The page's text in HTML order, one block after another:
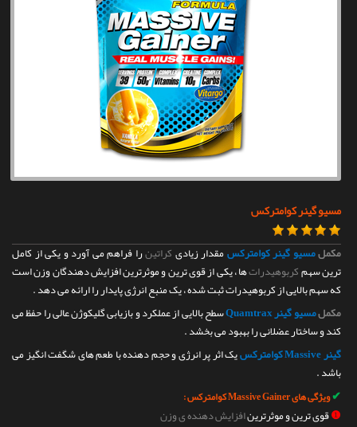
مسیو گینر کوامترکس
مکملمسیو گینر کوامترکسمقدار زیادیکراتینرا فراهم می آورد و یکی از کامل
ترین سهمکربوهیدراتها ، یکی از قوی ترین و موثرترین افزایش دهندگان وزن است
که سهم بالایی از کربوهیدرات ثبت شده ، یک منبع انرژی پایدار را ارائه می دهد .
مکملمسیو گینر Quamtrax
سطح بالایی از عملکرد و بازیابی گلیکوژن عالی را حفظ می
کند و ساختار عضلانی را بهبود می بخشد .
گینر Massive کوامترکس
یک اثر پر انرژی و حجم دهنده با طعم های شگفت انگیز می
باشد .
✔ویژگی های Massive Gainer کوامترکس :
❶قوی ترین و موثرترینافزایش دهنده ی وزن